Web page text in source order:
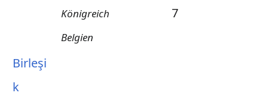
Königreich
Belgien
7
Birleşi
k